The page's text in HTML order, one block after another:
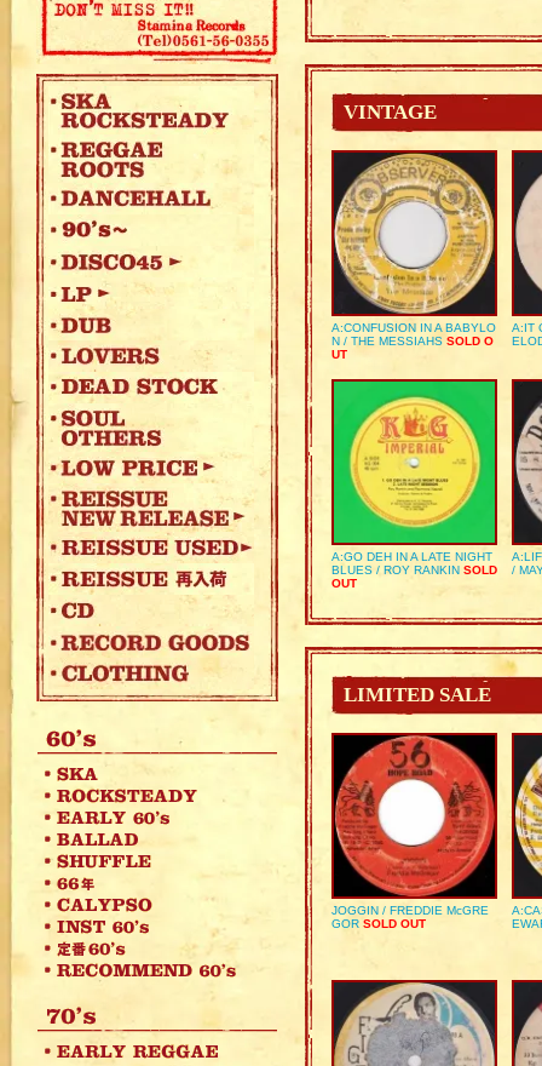
VINTAGE
A:CONFUSION IN A BABYLO
N / THE MESSIAHS SOLD O
UT
A:IT
A:GO DEH IN A LATE NIGHT
BLUES / ROY RANKIN SOLD
OUT
/
LIMITED SALE
JOGGIN / FREDDIE McGRE
GOR SOLD OUT